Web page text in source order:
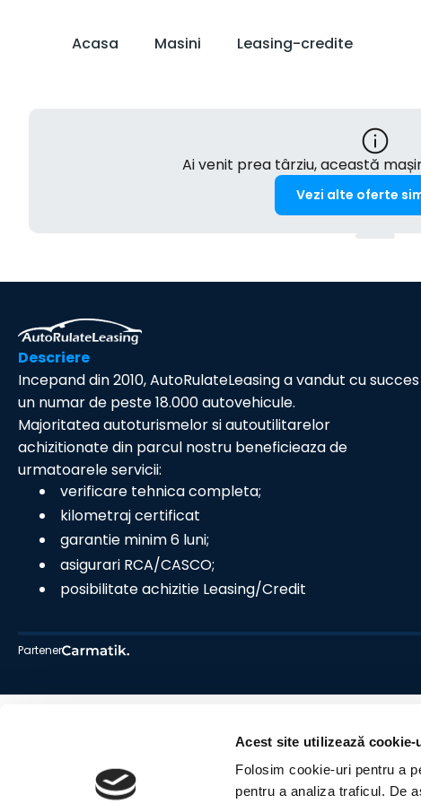
Acest site utilizează cookie-
Folosim cookie-uri pentru a
pentru a analiza traficul. De
Acasa Masini Leasing-credite
Ai venit prea târziu, această
Vezi alte oferte
Descriere
Incepand din 2010, AutoRulateLeasing a vandut cu succes
un numar de peste 18.000 autovehicule.
Majoritatea autoturismelor si autoutilitarelor
achizitionate din parcul nostru beneficieaza de
urmatoarele servicii:
verificare tehnica completa;
kilometraj certificat
garantie minim 6 luni;
asigurari RCA/CASCO;
posibilitate achizitie Leasing/Credit
Partener